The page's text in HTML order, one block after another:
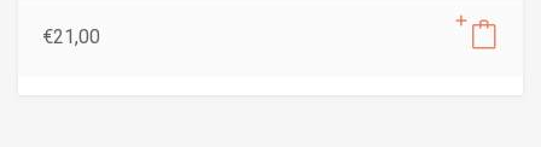
€21,00